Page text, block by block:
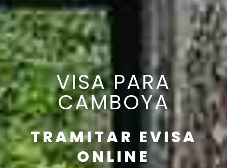
VISA PARA
CAMBOYA
TRAMITAR EVISA
ONLINE